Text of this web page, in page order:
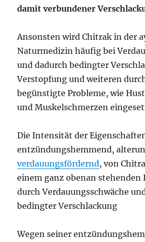
damit verbundener
Ansonsten wird Chitrak in der
Naturmedizin häufig bei
und dadurch bedingter
Verstopfung und weiteren
begünstigte Probleme, wie
und Muskelschmerzen
Die Intensität der
entzündungshemmend,
verdauungsfördernd, von
einem ganz obenan stehenden
durch Verdauungsschwäche
bedingter Verschlackung
Wegen seiner